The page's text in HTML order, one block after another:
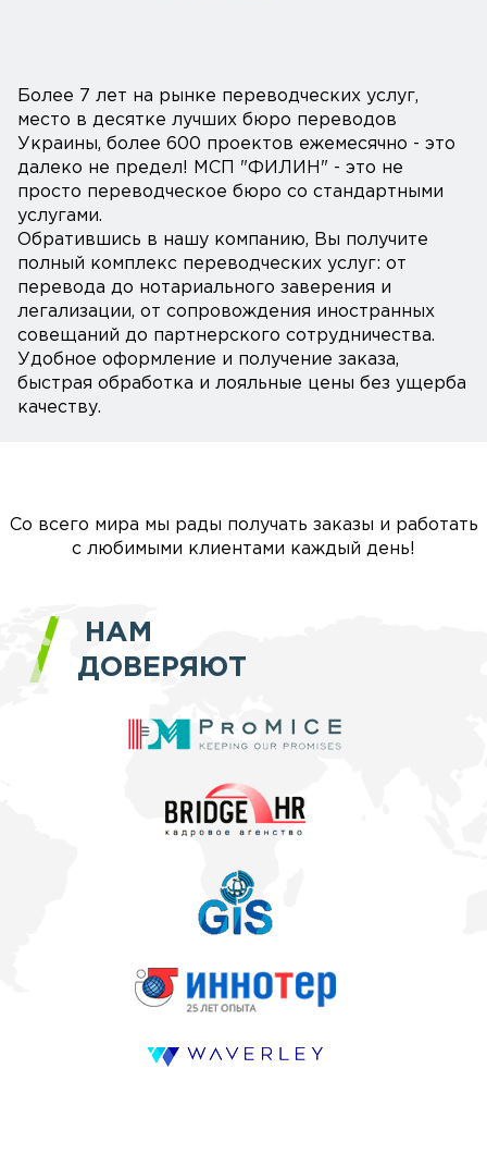
Более 7 лет на рынке переводческих услуг,
место в десятке лучших бюро переводов
Украины, более 600 проектов ежемесячно - это
далеко не предел! МСП "ФИЛИН" - это не
просто переводческое бюро со стандартными
услугами.
Обратившись в нашу компанию, Вы получите
полный комплекс переводческих услуг: от
перевода до нотариального заверения и
легализации, от сопровождения иностранных
совещаний до партнерского сотрудничества.
Удобное оформление и получение заказа,
быстрая обработка и лояльные цены без ущерба
качеству.
Со всего мира мы рады получать заказы и работать
с любимыми клиентами каждый день!
НАМ
ДОВЕРЯЮТ